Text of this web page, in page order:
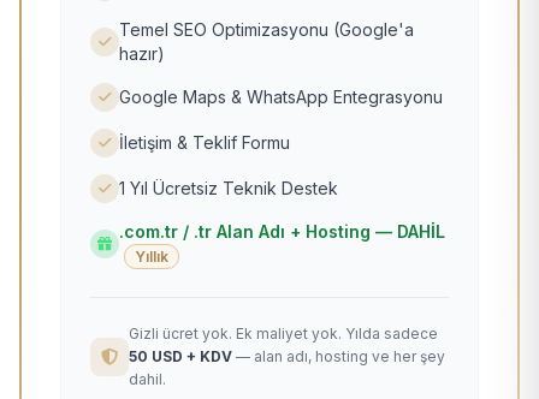
Temel SEO Optimizasyonu (Google'a
hazır)
Google Maps & WhatsApp Entegrasyonu
İletişim & Teklif Formu
1 Yıl Ücretsiz Teknik Destek
.com.tr / .tr Alan Adı + Hosting — DAHİL
Yıllık
Gizli ücret yok. Ek maliyet yok. Yılda sadece
50 USD + KDV — alan adı, hosting ve her şey
dahil.